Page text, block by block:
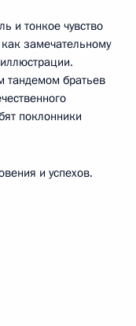
и тонкое чувство
замечательному
тандемом братьев
поклонники
и успехов.